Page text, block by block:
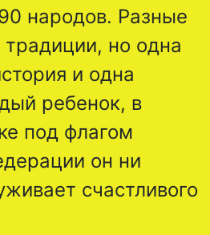
народов. Разные
но одна
и одна
ребенок, в
под флагом
он ни
счастливого